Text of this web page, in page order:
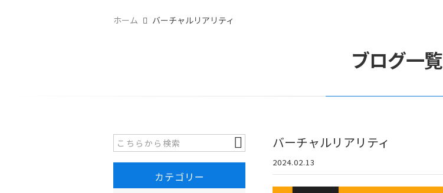
ホーム バーチャルリアリティ
ブログ一覧
バーチャルリアリティ
2024.02.13
カテゴリー